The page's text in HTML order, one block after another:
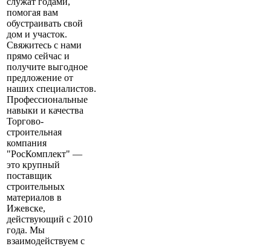
помогая вам
обустраивать свой
дом и участок.
Свяжитесь с нами
прямо сейчас и
получите выгодное
предложение от
наших специалистов.
Профессиональные
навыки и качества
Торгово-
строительная
компания
"РосКомплект" —
это крупный
поставщик
строительных
материалов в
Ижевске,
действующий с 2010
года. Мы
взаимодействуем с